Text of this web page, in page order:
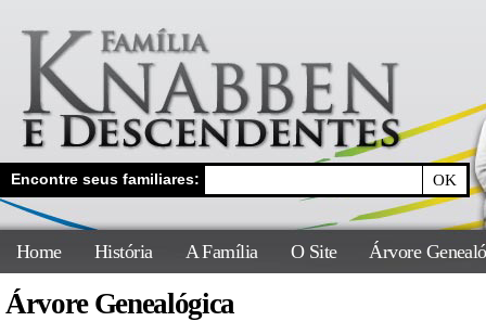
Encontre seus familiares:
Home História A Família O Site Árvore
Árvore Genealógica